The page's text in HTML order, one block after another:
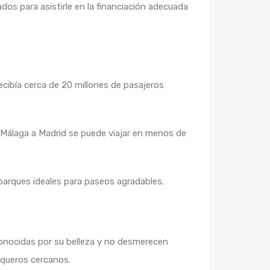
para asistirle en la financiación adecuada
cerca de 20 millones de pasajeros
a Madrid se puede viajar en menos de
ideales para paseos agradables.
por su belleza y no desmerecen
cercanos.